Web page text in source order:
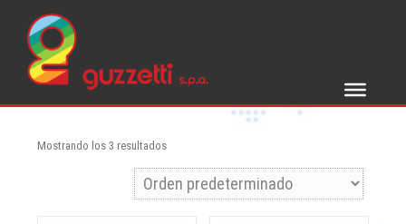
content
Mostrando los 3 resultados